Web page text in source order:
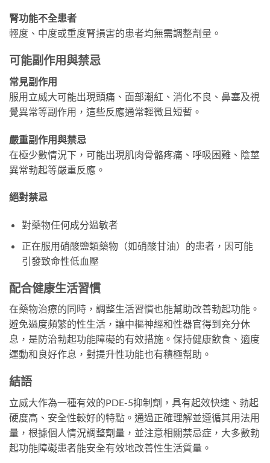
腎功能不全患者
輕度、中度或重度腎損害的患者均無需調整劑量。
可能副作用與禁忌
常見副作用
服用立威大可能出現頭痛、面部潮紅、消化不良、鼻塞及視
覺異常等副作用，這些反應通常輕微且短暫。
嚴重副作用與禁忌
在極少數情況下，可能出現肌肉骨骼疼痛、呼吸困難、陰莖
異常勃起等嚴重反應。
絕對禁忌
對藥物任何成分過敏者
正在服用硝酸鹽類藥物（如硝酸甘油）的患者，因可能
引發致命性低血壓
配合健康生活習慣
在藥物治療的同時，調整生活習慣也能幫助改善勃起功能。
避免過度頻繁的性生活，讓中樞神經和性器官得到充分休
息，是防治勃起功能障礙的有效措施。保持健康飲食、適度
運動和良好作息，對提升性功能也有積極幫助。
結語
立威大作為一種有效的PDE-5抑制劑，具有起效快速、勃起
硬度高、安全性較好的特點。通過正確理解並遵循其用法用
量，根據個人情況調整劑量，並注意相關禁忌症，大多數勃
起功能障礙患者能安全有效地改善性生活質量。